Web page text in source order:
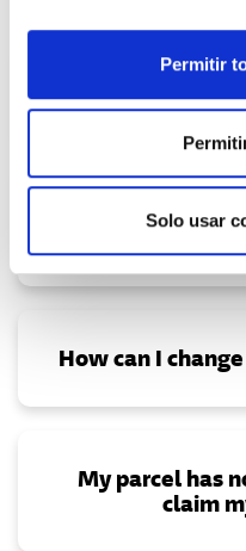
Permitir
Solo usar
What does the
How can I
My parcel has
claim